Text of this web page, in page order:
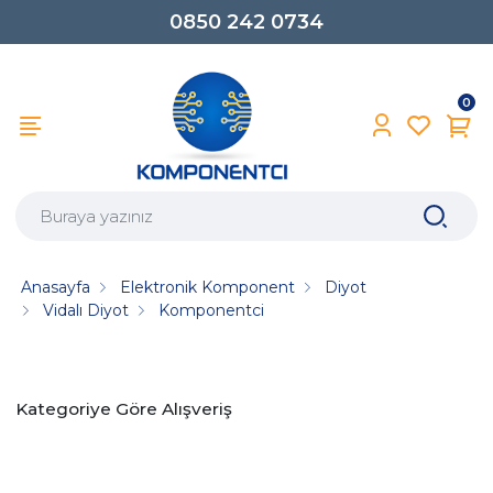
0850 242 0734
0
Anasayfa Elektronik Komponent
Diyot
Vidalı Diyot
Komponentci
Kategoriye Göre Alışveriş